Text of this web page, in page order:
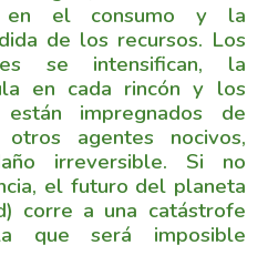
en el consumo y la
de los recursos. Los
se intensifican, la
en cada rincón y los
están impregnados de
agentes nocivos,
irreversible. Si no
el futuro del planeta
corre a una catástrofe
que será imposible